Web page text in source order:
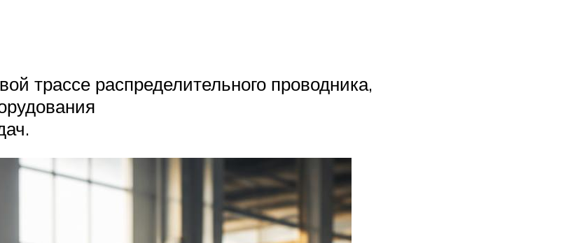
трассе распределительного проводника,